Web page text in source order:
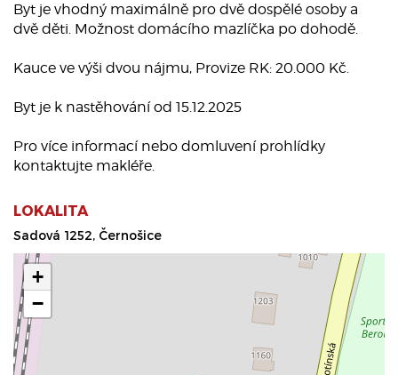
Byt je vhodný maximálně pro dvě dospělé osoby a
dvě děti. Možnost domácího mazlíčka po dohodě.
Kauce ve výši dvou nájmu, Provize RK: 20.000 Kč.
Byt je k nastěhování od 15.12.2025
Pro více informací nebo domluvení prohlídky
kontaktujte makléře.
LOKALITA
Sadová 1252, Černošice
+
−